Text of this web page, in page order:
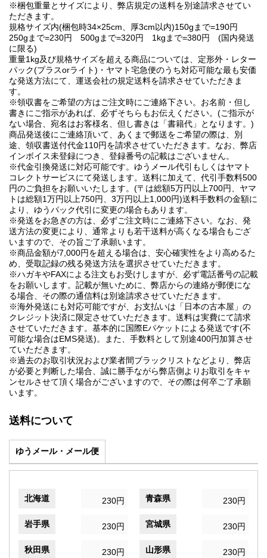
※梱包重量とサイズにより、弊店規定の送料を別途請求させてい
ただきます。
規格サイズ内(梱包時34×25cm、厚3cm以内)150gまで=190円
250gまで=230円 500gまで=320円 1kgまで=380円 (国内発送
に限る)
重量1kg及び規格サイズを超える商品については、定形外・レター
パック(プラスorライト)・ヤマト宅急便のうち対応可能な最も安価
な発送方法にて、運送会社の規定送料を請求させていただきま
す。
※領収書をご希望の方はご注文時にご連絡下さい。お名前・但し
書きにご指示があれば、必ずそちらもお伝えください。(ご指示が
ない場合、宛名はお客様名、但し書きは「書籍代」となります。)
商品発送後にご連絡頂いて、あくまで郵送をご希望の際は、別
途、領収書送付代金110円を請求させていただきます。なお、弊店
インボイス未登録につき、登録番号の記載はございません。
※代金引換発送に対応可能です。ゆうメール代引もしくはヤマト
コレクトサービスにて発送します。送料に加えて、代引手数料500
円のご負担をお願いいたします。(〒は総額5万円以上700円、ヤマ
トは総額1万円以上750円、3万円以上1,000円)送料手数料の金額に
より、ゆうパック代引に変更の場合もあります。
※発送をお急ぎの方は、必ずご注文時にご連絡下さい。なお、発
送方法の変更により、通常よりも若干送料が高くなる場合もござ
いますので、その旨ご了承願います。
※商品金額が7,000円を超える場合は、安心確実性をより高めるた
め、受取記録の残る発送方法を選択させていただきます。
※ハガキやFAXによる注文もお受けしますが、必ず電話番号の記載
をお願いします。記載が無いために、弊店からの連絡が郵便にな
る場合、その際の通信料は別途請求させていただきます。
※海外発送にも対応可能ですが、お支払いは「日本の古本屋」の
クレジット決済に限定させていただきます。送料は実費にて請求
させていただきます。基本的に国際Eパケットによる発送です(不
可能な場合はEMS発送)。また、手数料として別途400円加算させ
ていただきます。
※過去のお取引状況および業者間ブラックリストなどより、弊店
が必要と判断した場合、誠に勝手ながら弊店側よりお取引をキャ
ンセルさせて頂く場合がございますので、その際は何卒ご了承願
います。
送料について
ゆうメール・メール便
北海道 230円 青森県 230円
岩手県 230円 宮城県 230円
秋田県 230円 山形県 230円